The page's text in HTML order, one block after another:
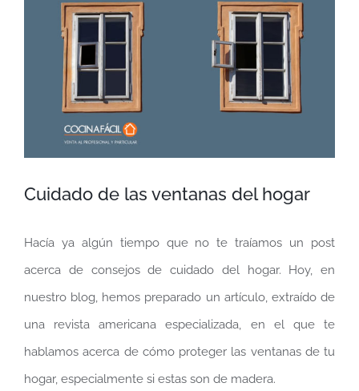
Cuidado de las ventanas del hogar
Hacía ya algún tiempo que no te traíamos un post
acerca de consejos de cuidado del hogar. Hoy, en
nuestro blog, hemos preparado un artículo, extraído de
una revista americana especializada, en el que te
hablamos acerca de cómo proteger las ventanas de tu
hogar, especialmente si estas son de madera.